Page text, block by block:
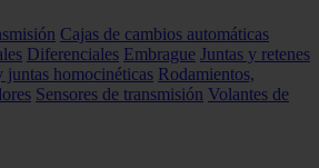
Cajas de cambios automáticas
Diferenciales Embrague Juntas y retenes
juntas homocinéticas Rodamientos,
Sensores de transmisión Volantes de